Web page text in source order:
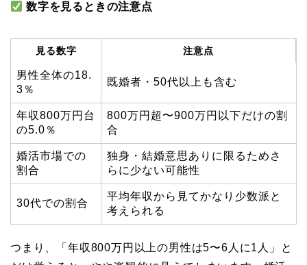
数字を見るときの注意点
見る数字 注意点
男性全体の18.
3％
既婚者・50代以上も含む
年収800万円台
の5.0％
800万円超〜900万円以下だけの割
合
婚活市場での
割合
独身・結婚意思ありに限るためさ
らに少ない可能性
30代での割合
平均年収から見てかなり少数派と
考えられる
つまり、「年収800万円以上の男性は5〜6人に1人」と